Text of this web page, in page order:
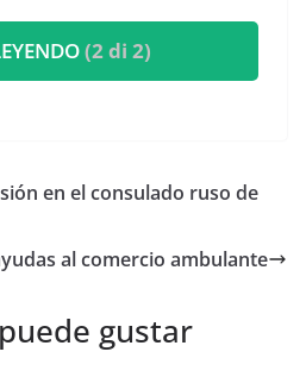
(2 di 2)
en el consulado ruso de
al comercio ambulante
gustar